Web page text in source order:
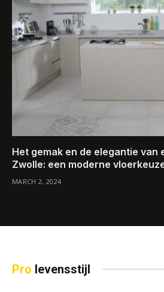
Het gemak en de elegantie van
Zwolle: een moderne
MARCH 2, 2024
Pro levensstijl